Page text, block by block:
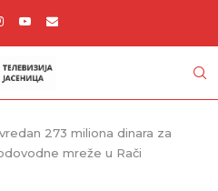
273 miliona dinara za
mreže u Rači